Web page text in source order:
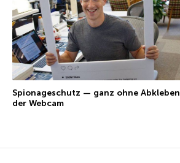
Spionageschutz — ganz ohne Abkleben
der Webcam